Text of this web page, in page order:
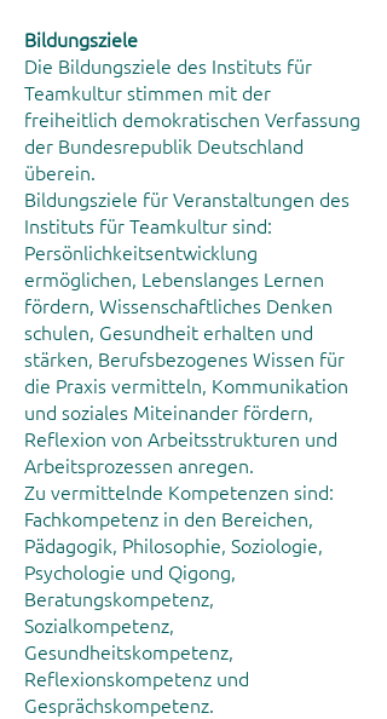
Bildungsziele
Die Bildungsziele des Instituts für
Teamkultur stimmen mit der
freiheitlich demokratischen Verfassung
der Bundesrepublik Deutschland
überein.
Bildungsziele für Veranstaltungen des
Instituts für Teamkultur sind:
Persönlichkeitsentwicklung
ermöglichen, Lebenslanges Lernen
fördern, Wissenschaftliches Denken
schulen, Gesundheit erhalten und
stärken, Berufsbezogenes Wissen für
die Praxis vermitteln, Kommunikation
und soziales Miteinander fördern,
Reflexion von Arbeitsstrukturen und
Arbeitsprozessen anregen.
Zu vermittelnde Kompetenzen sind:
Fachkompetenz in den Bereichen,
Pädagogik, Philosophie, Soziologie,
Psychologie und Qigong,
Beratungskompetenz,
Sozialkompetenz,
Gesundheitskompetenz,
Reflexionskompetenz und
Gesprächskompetenz.